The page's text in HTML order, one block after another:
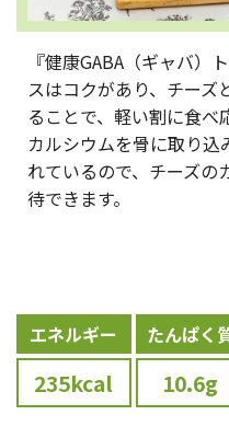
『健康GABA（ギャバ）
スはコクがあり、チーズ
ることで、軽い割に食
カルシウムを骨に取り
れているので、チーズの
待できます。
エネルギー
235kcal
たんぱく
10.6g